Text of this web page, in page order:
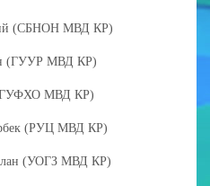
(СБНОН МВД КР)
(ГУУР МВД КР)
(ГУФХО МВД КР)
(РУЦ МВД КР)
(УОГЗ МВД КР)